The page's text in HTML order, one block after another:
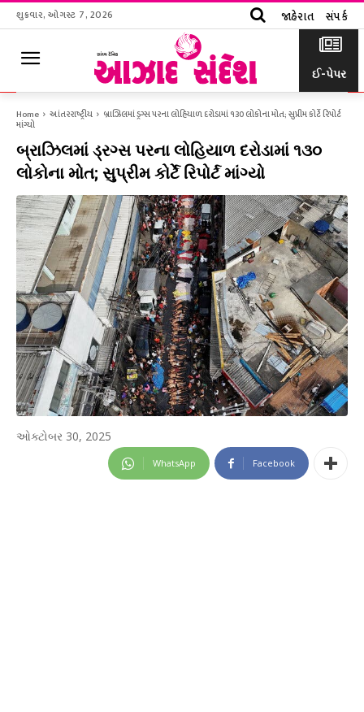
શુક્રવાર, ઓગસ્ટ 7, 2026 જાહેરાત સંપર્ક
ઈ-પેપર
Home આંતરરાષ્ટ્રીય બ્રાઝિલમાં ડ્રગ્સ પરના લોહિયાળ દરોડામાં ૧૩૦ લોકોના મોત; સુપ્રીમ કોર્ટે રિપોર્ટ
માંગ્યો
બ્રાઝિલમાં ડ્રગ્સ પરના લોહિયાળ દરોડામાં ૧૩૦
લોકોના મોત; સુપ્રીમ કોર્ટે રિપોર્ટ માંગ્યો
ઓક્ટોબર 30, 2025
WhatsApp Facebook